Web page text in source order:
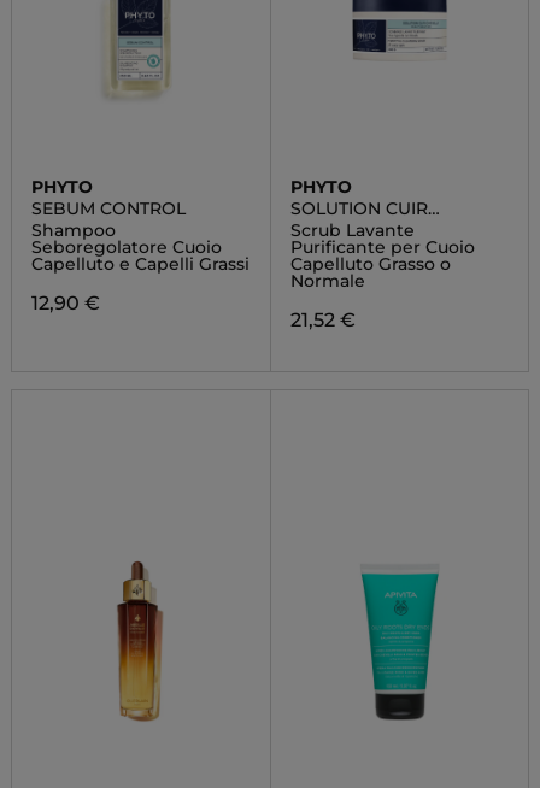
PHYTO
SEBUM CONTROL
Shampoo
Seboregolatore Cuoio
Capelluto e Capelli Grassi
12,90 €
PHYTO
SOLUTION CUIR
CHEVELU
Scrub Lavante
Purificante per Cuoio
Capelluto Grasso o
Normale
21,52 €